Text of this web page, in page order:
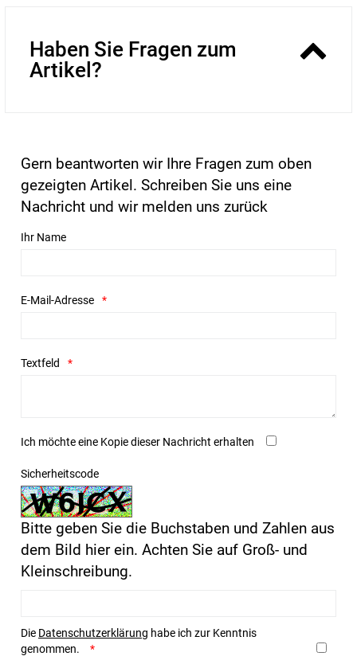
Haben Sie Fragen zum
Artikel?
Gern beantworten wir Ihre Fragen zum oben
gezeigten Artikel. Schreiben Sie uns eine
Nachricht und wir melden uns zurück
Ihr Name
E-Mail-Adresse
Textfeld
Ich möchte eine Kopie dieser Nachricht erhalten
Sicherheitscode
Bitte geben Sie die Buchstaben und Zahlen aus
dem Bild hier ein. Achten Sie auf Groß- und
Kleinschreibung.
Die Datenschutzerklärung habe ich zur Kenntnis
genommen.